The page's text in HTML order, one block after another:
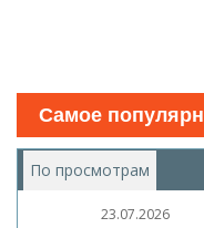
Самое
По просмотрам
23.07.2026